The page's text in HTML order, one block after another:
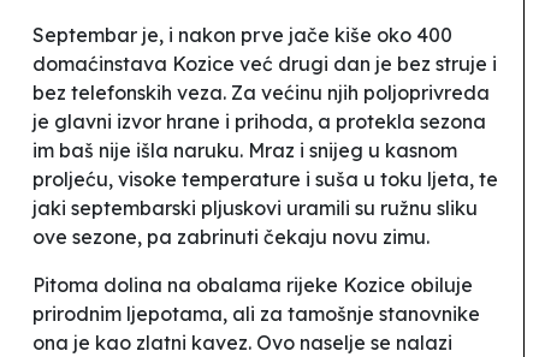
Septembar je, i nakon prve jače kiše oko 400
domaćinstava Kozice već drugi dan je bez struje i
bez telefonskih veza. Za većinu njih poljoprivreda
je glavni izvor hrane i prihoda, a protekla sezona
im baš nije išla naruku. Mraz i snijeg u kasnom
proljeću, visoke temperature i suša u toku ljeta, te
jaki septembarski pljuskovi uramili su ružnu sliku
ove sezone, pa zabrinuti čekaju novu zimu.
Pitoma dolina na obalama rijeke Kozice obiluje
prirodnim ljepotama, ali za tamošnje stanovnike
ona je kao zlatni kavez. Ovo naselje se nalazi